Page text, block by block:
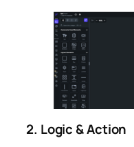
2. Logic & Action